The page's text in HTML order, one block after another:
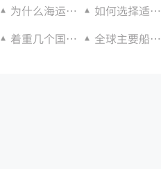
为什么海运公司服务成为了平价物流首选？
如何选择适合您业务的海运公司？
着重几个国际海运条款的含义及适用范围
全球主要船公司新船订单情况：2024-2025 年交付计划